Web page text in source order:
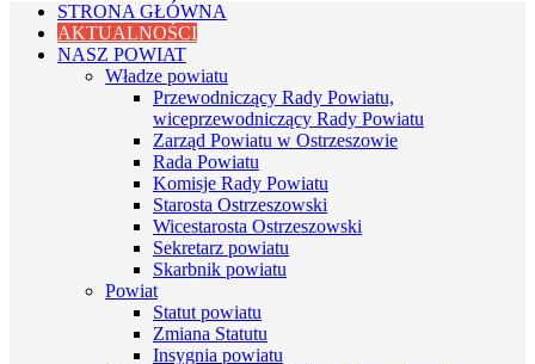
STRONA GŁÓWNA
AKTUALNOŚCI
NASZ POWIAT
Władze powiatu
Przewodniczący Rady Powiatu,
wiceprzewodniczący Rady Powiatu
Zarząd Powiatu w Ostrzeszowie
Rada Powiatu
Komisje Rady Powiatu
Starosta Ostrzeszowski
Wicestarosta Ostrzeszowski
Sekretarz powiatu
Skarbnik powiatu
Powiat
Statut powiatu
Zmiana Statutu
Insygnia powiatu